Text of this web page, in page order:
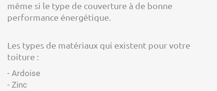
même si le type de couverture à de bonne
performance énergétique.
Les types de matériaux qui existent pour votre
toiture :
- Ardoise
- Zinc